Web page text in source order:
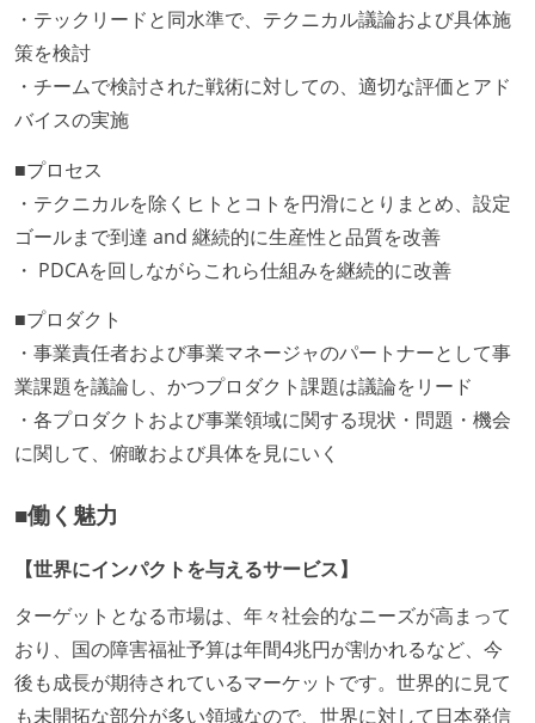
・テックリードと同水準で、テクニカル議論および具体施
策を検討
・チームで検討された戦術に対しての、適切な評価とアド
バイスの実施
■プロセス
・テクニカルを除くヒトとコトを円滑にとりまとめ、設定
ゴールまで到達 and 継続的に生産性と品質を改善
・ PDCAを回しながらこれら仕組みを継続的に改善
■プロダクト
・事業責任者および事業マネージャのパートナーとして事
業課題を議論し、かつプロダクト課題は議論をリード
・各プロダクトおよび事業領域に関する現状・問題・機会
に関して、俯瞰および具体を見にいく
■働く魅力
【世界にインパクトを与えるサービス】
ターゲットとなる市場は、年々社会的なニーズが高まって
おり、国の障害福祉予算は年間4兆円が割かれるなど、今
後も成長が期待されているマーケットです。世界的に見て
も未開拓な部分が多い領域なので、世界に対して日本発信